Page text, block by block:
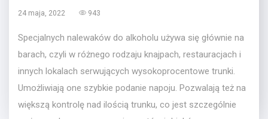
24 maja, 2022 943
Specjalnych nalewaków do alkoholu używa się głównie na
barach, czyli w różnego rodzaju knajpach, restauracjach i
innych lokalach serwujących wysokoprocentowe trunki.
Umożliwiają one szybkie podanie napoju. Pozwalają też na
większą kontrolę nad ilością trunku, co jest szczególnie